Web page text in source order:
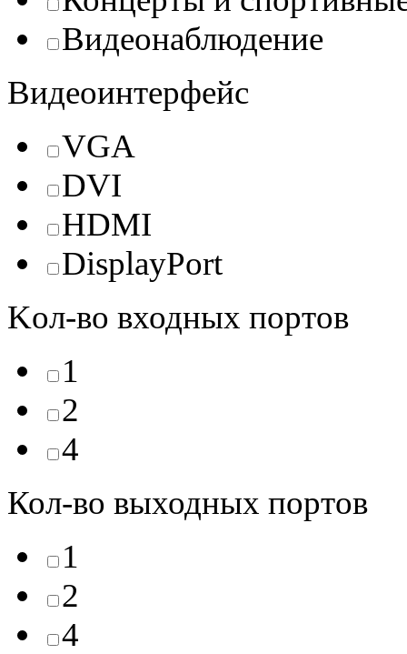
Видеонаблюдение
Видеоинтерфейс
VGA
DVI
HDMI
DisplayPort
Kол-во входных портов
1
2
4
Кол-во выходных портов
1
2
4